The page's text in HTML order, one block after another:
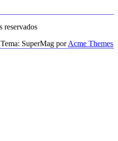
reservados
Tema: SuperMag porAcme Themes